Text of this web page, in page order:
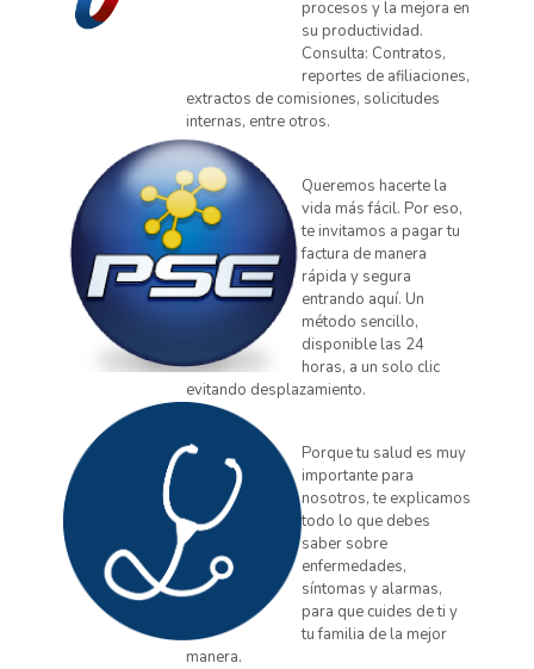
procesos y la mejora en
su productividad.
Consulta: Contratos,
reportes de afiliaciones,
extractos de comisiones, solicitudes
internas, entre otros.
Queremos hacerte la
vida más fácil. Por eso,
te invitamos a pagar tu
factura de manera
rápida y segura
entrando aquí. Un
método sencillo,
disponible las 24
horas, a un solo clic
evitando desplazamiento.
Porque tu salud es muy
importante para
nosotros, te explicamos
todo lo que debes
saber sobre
enfermedades,
síntomas y alarmas,
para que cuides de ti y
tu familia de la mejor
manera.